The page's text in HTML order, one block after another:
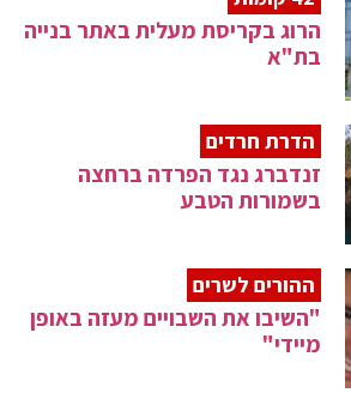
הרוג בקריסת מעלית באתר בנייה
בת"א
הדרת חרדים
זנדברג נגד הפרדה ברחצה
בשמורות הטבע
ההורים לשרים
"השיבו את השבויים מעזה באופן
מיידי"